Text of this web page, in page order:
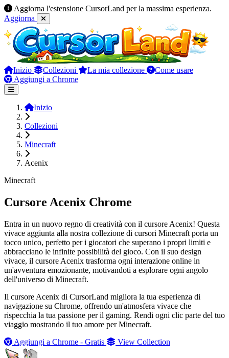
Aggiorna l'estensione CursorLand per la massima esperienza.
Aggiorna
Inizio Collezioni La mia collezione
Come usare
Aggiungi a Chrome
Inizio
Collezioni
Minecraft
Acenix
Minecraft
Cursore Acenix Chrome
Entra in un nuovo regno di creatività con il cursore Acenix! Questa
vivace aggiunta alla nostra collezione di cursori Minecraft porta un
tocco unico, perfetto per i giocatori che superano i propri limiti e
abbracciano le infinite possibilità del gioco. Con il suo design
vivace, il cursore Acenix trasforma ogni interazione online in
un'avventura emozionante, motivandoti a esplorare ogni angolo
dell'universo di Minecraft.
Il cursore Acenix di CursorLand migliora la tua esperienza di
navigazione su Chrome, offrendo un'atmosfera vivace che
rispecchia la tua passione per il gaming. Rendi ogni clic parte del tuo
viaggio mostrando il tuo amore per Minecraft.
Aggiungi a Chrome - Gratis
View Collection